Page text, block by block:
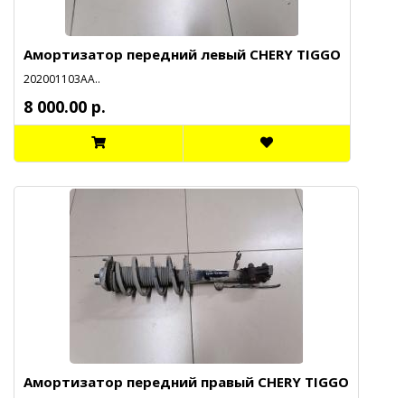
Амортизатор передний левый CHERY TIGGO
202001103АА..
8 000.00 р.
Амортизатор передний правый CHERY TIGGO